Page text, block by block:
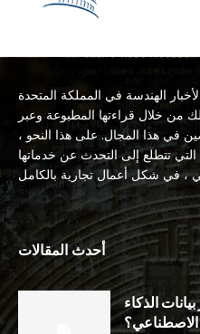
الهندسة في المملكة المتحدة
من خلال قراءتها المطبوعة وعبر
في هذا المجال. على هذا النحو ،
التي تتطلع إلى التحدث عن خدماتها
أحدث المقالات
الذكاء
الاصطناعي؟